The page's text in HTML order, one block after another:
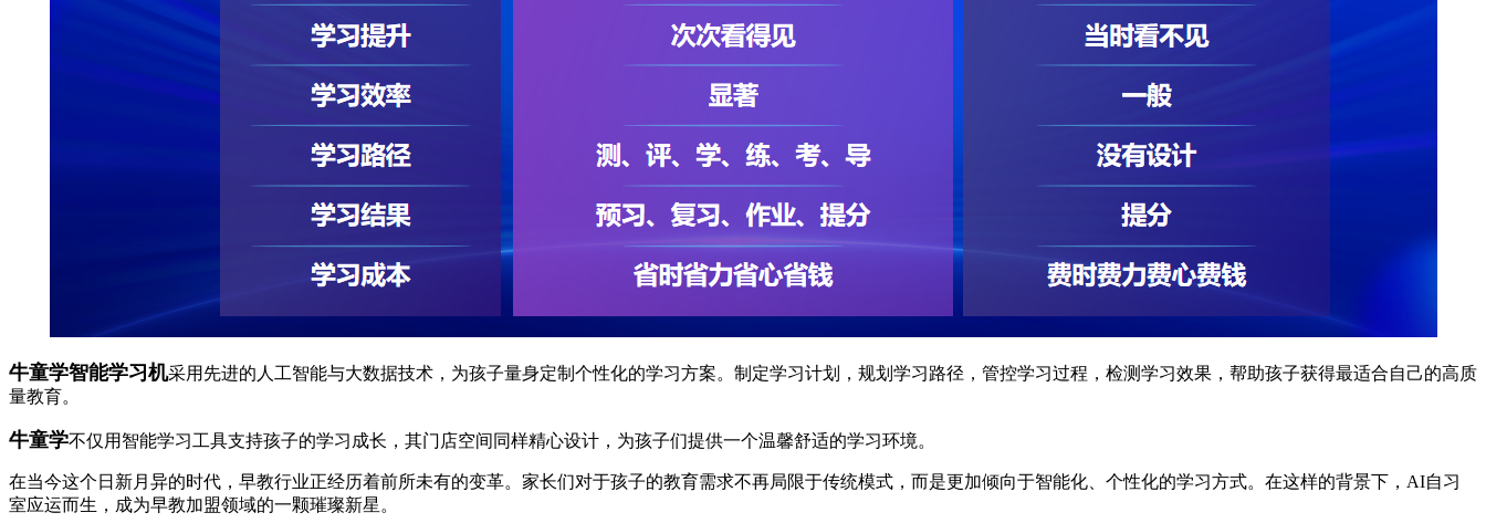
牛童学智能学习机采用先进的人工智能与大数据技术，为孩子量身定制个性化的学习方案。制定学习计划，规划学习路径，管控学习过程，检测学习效果，帮助孩子获得最适合自己的高质
量教育。
牛童学不仅用智能学习工具支持孩子的学习成长，其门店空间同样精心设计，为孩子们提供一个温馨舒适的学习环境。
在当今这个日新月异的时代，早教行业正经历着前所未有的变革。家长们对于孩子的教育需求不再局限于传统模式，而是更加倾向于智能化、个性化的学习方式。在这样的背景下，AI自习
室应运而生，成为早教加盟领域的一颗璀璨新星。